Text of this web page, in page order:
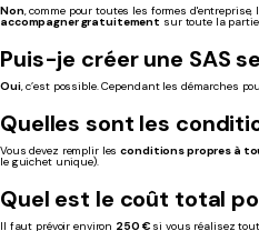
Non, comme pour toutes les formes
accompagnergratuitement sur toute la
Puis-je créer une SAS
Oui, c’est possible. Cependant les démarches
Quelles sont les
Vous devez remplir lesconditions propres à
le guichet unique).
Quel est le coût total
Il faut prévoir environ 250 € si vous réalisez